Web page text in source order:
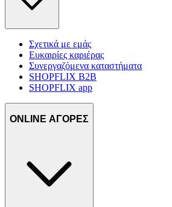
Σχετικά με εμάς
Ευκαιρίες καριέρας
Συνεργαζόμενα καταστήματα
SHOPFLIX B2B
SHOPFLIX app
ONLINE ΑΓΟΡΕΣ